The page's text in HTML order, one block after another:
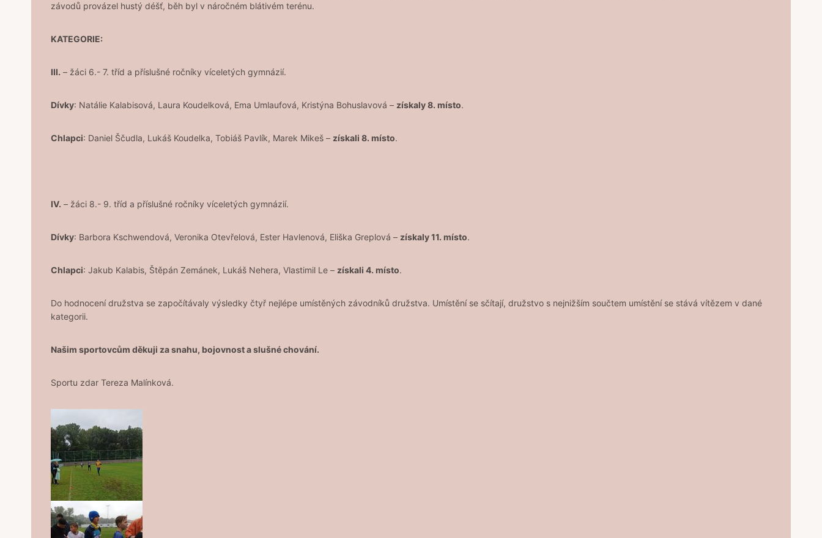
závodů provázel hustý déšť, běh byl v náročném blátivém terénu.
KATEGORIE:
III. – žáci 6.- 7. tříd a příslušné ročníky víceletých gymnázií.
Dívky: Natálie Kalabisová, Laura Koudelková, Ema Umlaufová, Kristýna Bohuslavová – získaly 8. místo.
Chlapci: Daniel Ščudla, Lukáš Koudelka, Tobiáš Pavlík, Marek Mikeš – získali 8. místo.
IV. – žáci 8.- 9. tříd a příslušné ročníky víceletých gymnázií.
Dívky: Barbora Kschwendová, Veronika Otevřelová, Ester Havlenová, Eliška Greplová – získaly 11. místo.
Chlapci: Jakub Kalabis, Štěpán Zemánek, Lukáš Nehera, Vlastimil Le – získali 4. místo.
Do hodnocení družstva se započítávaly výsledky čtyř nejlépe umístěných závodníků družstva. Umístění se sčítají, družstvo s nejnižším součtem umístění se stává vítězem v dané
kategorii.
Našim sportovcům děkuji za snahu, bojovnost a slušné chování.
Sportu zdar Tereza Malínková.